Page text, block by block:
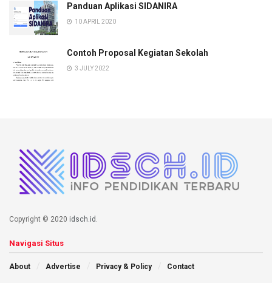
Panduan Aplikasi SIDANIRA
10 APRIL 2020
Contoh Proposal Kegiatan Sekolah
3 JULY 2022
Copyright © 2020 idsch.id .
Navigasi Situs
About Advertise Privacy & Policy Contact